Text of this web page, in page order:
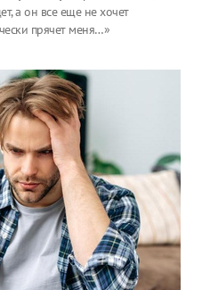
а он все еще не хочет
прячет меня…»